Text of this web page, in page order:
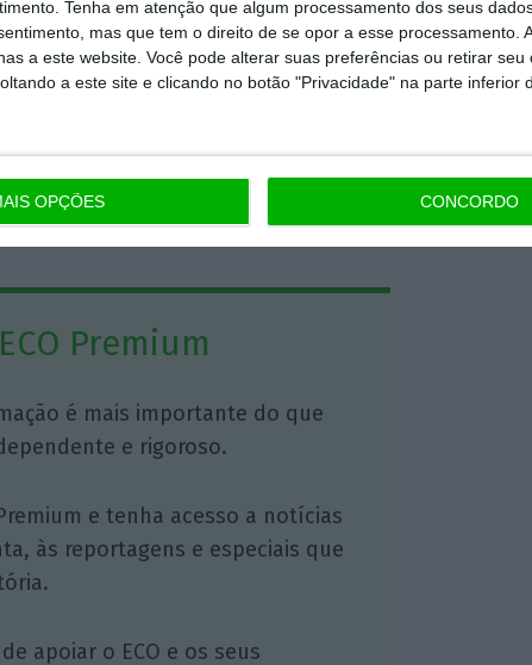
Tenha em atenção que algum processamento dos seus
mas que tem o direito de se opor a esse processamento.
a este website. Você pode alterar suas preferências ou retirar seu
a este site e clicando no botão "Privacidade" na parte inferior
OPÇÕES CONCORDO
apresentou no final de novembro o
pacote com uma recomendação e duas
forma como os europeus acompanham,
complementares.
https://eco.sapo.pt/2026/01/02/paises-baixos-avancam-para-regime-de-pensoes-com-contribuicoes-fixas/ Copiar
Premium
é mais importante do que
e rigoroso.
e tenha acesso a notícias
às reportagens e especiais que
apoiar o ECO e os seus